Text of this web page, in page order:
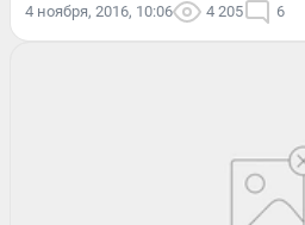
4 ноября, 2016, 10:06 4 205 6